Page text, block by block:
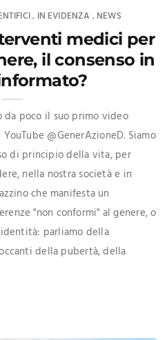
, IN EVIDENZA , NEWS
medici per
il consenso in
da poco il suo primo video
@GenerAzioneD. Siamo
di principio della vita, per
nella nostra società e in
che manifesta un
"non conformi" al genere, o
parliamo della
della pubertà, della